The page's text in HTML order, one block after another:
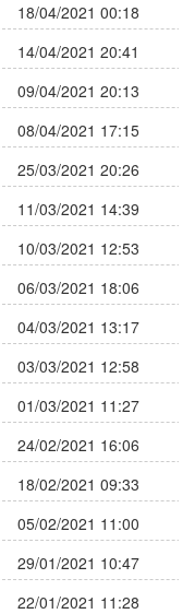
18/04/2021 00:18
14/04/2021 20:41
09/04/2021 20:13
08/04/2021 17:15
25/03/2021 20:26
11/03/2021 14:39
10/03/2021 12:53
06/03/2021 18:06
04/03/2021 13:17
03/03/2021 12:58
01/03/2021 11:27
24/02/2021 16:06
18/02/2021 09:33
05/02/2021 11:00
29/01/2021 10:47
22/01/2021 11:28